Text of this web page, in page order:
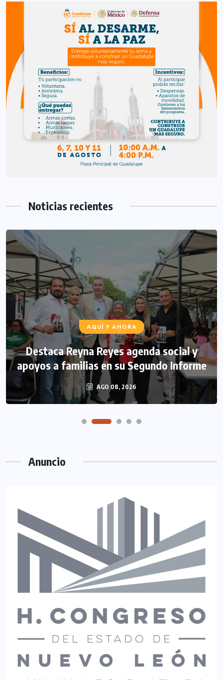
Noticias recientes
AQUÍ Y AHORA
Destaca Reyna Reyes agenda social y
apoyos a familias en su Segundo Informe
AGO 08, 2026
Anuncio